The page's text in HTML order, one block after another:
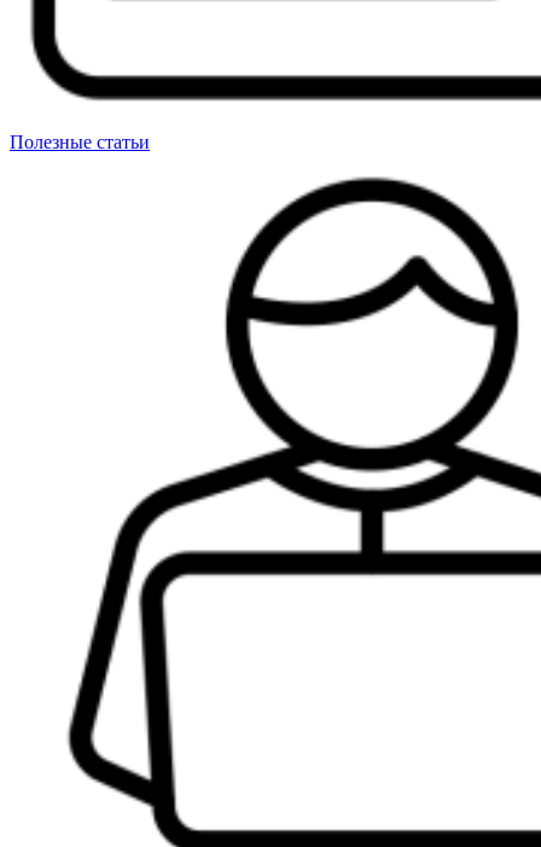
Полезные статьи